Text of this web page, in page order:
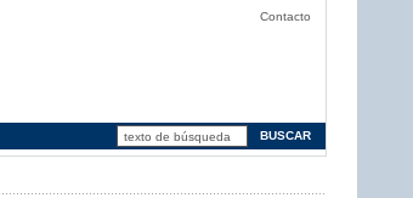
Contacto